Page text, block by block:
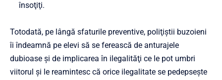
însoţiţi.
Totodată, pe lângă sfaturile preventive, poliţiştii buzoieni
îi îndeamnă pe elevi să se ferească de anturajele
dubioase şi de implicarea în ilegalităţi ce le pot umbri
viitorul şi le reamintesc că orice ilegalitate se pedepseşte